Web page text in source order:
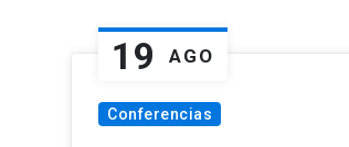
19 AGO
Conferencias